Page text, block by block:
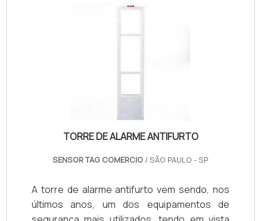
TORRE DE ALARME ANTIFURTO
SENSOR TAG COMERCIO / SÃO PAULO - SP
A torre de alarme antifurto vem sendo, nos
últimos anos, um dos equipamentos de